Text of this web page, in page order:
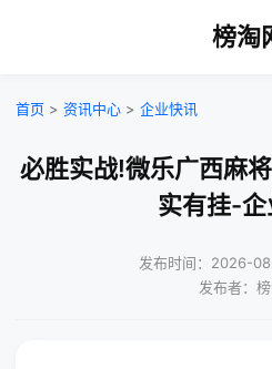
榜淘
首页 > 资讯中心 > 企业快讯
必胜实战!微乐广西麻
实有挂-
发布时间：2026-
发布者：